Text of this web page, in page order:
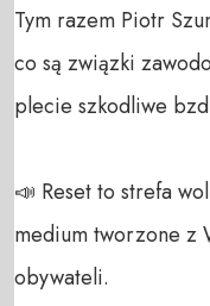
Tym razem Piotr
co są związki
plecie szkodliwe
📣 Reset to strefa
medium tworzone z
obywateli.